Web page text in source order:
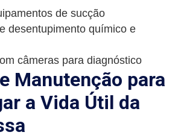
de sucção
desentupimento químico e
câmeras para diagnóstico
Manutenção para
a Vida Útil da